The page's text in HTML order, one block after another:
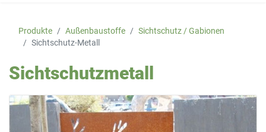
Produkte Außenbaustoffe
Sichtschutz / Gabionen
Sichtschutz-Metall
Sichtschutzmetall